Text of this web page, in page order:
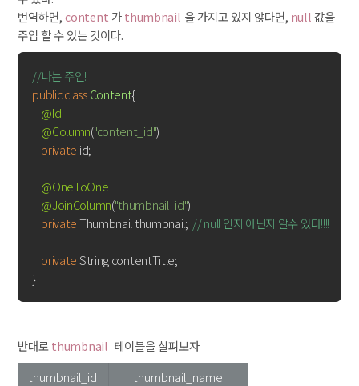
번역하면,content 가thumbnail 을 가지고 있지 않다면, null 값을
주입 할 수 있는 것이다.
//나는 주인!
publicclass Content{
@Id
@Column("content_id")
private id;
@OneToOne
@JoinColumn("thumbnail_id")
private Thumbnail thumbnail; // null 인지 아닌지 알수 있다!!!!
private String contentTitle;
반대로thumbnail 테이블을 살펴보자
thumbnail_id
thumbnail_name